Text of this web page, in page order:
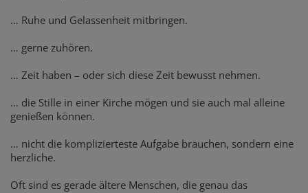
… Ruhe und Gelassenheit mitbringen.
… gerne zuhören.
… Zeit haben – oder sich diese Zeit bewusst nehmen.
… die Stille in einer Kirche mögen und sie auch mal alleine
genießen können.
… nicht die komplizierteste Aufgabe brauchen, sondern eine
herzliche.
Oft sind es gerade ältere Menschen, die genau das